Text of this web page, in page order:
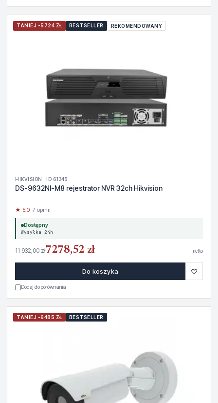
TANIEJ -5724 ZŁ BESTSELLER REKOMENDOWANY
HIKVISION · ID 61345
DS-9632NI-M8 rejestrator NVR 32ch Hikvision
★ 5.0· 7 opinii
Dostępny
Wysyłka 24h
11 932,00 zł7278,52 zł netto
Do koszyka ♡
Dodaj do porównania
TANIEJ -6485 ZŁ BESTSELLER